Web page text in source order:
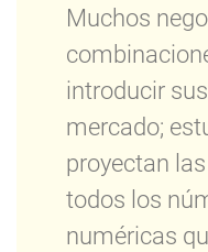
Muchos
introducir
mercado;
proyectan
todos los
numéricas